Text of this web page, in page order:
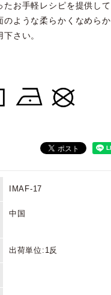
お手軽レシピを提供して
ような柔らかくなめらか
さい。
IMAF-17
中国
出荷単位:1反